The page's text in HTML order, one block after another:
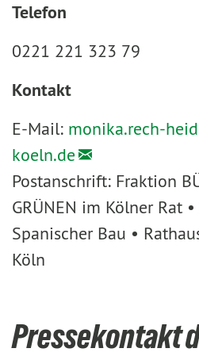
Telefon
0221 221 323 79
Kontakt
E-Mail: monika.rech-
koeln.de
Postanschrift: Fraktion
GRÜNEN im Kölner Rat
Spanischer Bau •
Köln
Pressekontakt